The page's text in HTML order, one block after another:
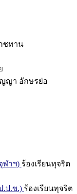
ชทาน
ญา อักษรย่อ
ฬาฯ) ร้องเรียนทุจริต
.ป.ช.) ร้องเรียนทุจริต